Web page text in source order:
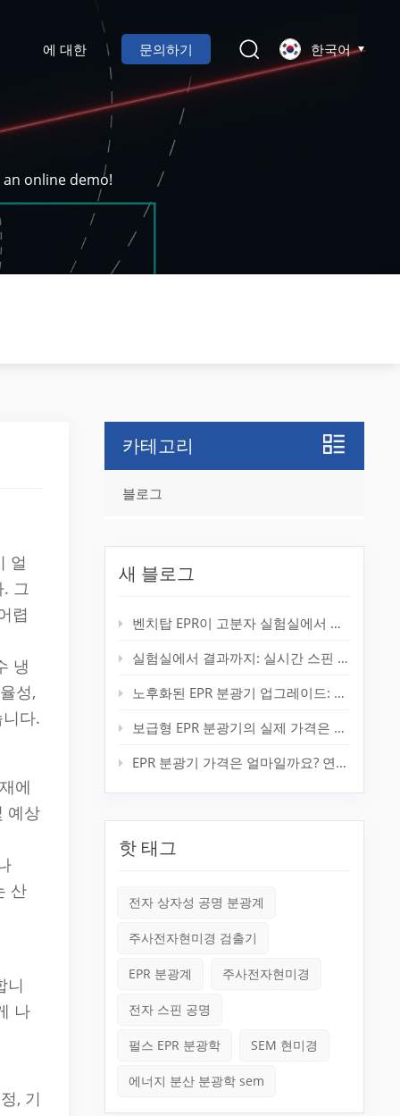
에 대한 문의하기 한국어
online demo!
얼
그
렵
냉
성,
다.
에
예상
산
니
나
, 기
카테고리
블로그
새 블로그
벤치탑 EPR이 고분자 실험실에서 라디칼 검출을 향상시키는 방법
실험실에서 결과까지: 실시간 스핀 분석을 위한 데스크톱 EPR
노후화된 EPR 분광기 업그레이드: 새 자석 없이 시스템 수명 연장
보급형 EPR 분광기의 실제 가격은 얼마일까요?
EPR 분광기 가격은 얼마일까요? 연구자를 위한 완벽 가격 가이드
핫 태그
전자 상자성 공명 분광계
주사전자현미경 검출기
EPR 분광계 주사전자현미경
전자 스핀 공명
펄스 EPR 분광학 SEM 현미경
에너지 분산 분광학 sem